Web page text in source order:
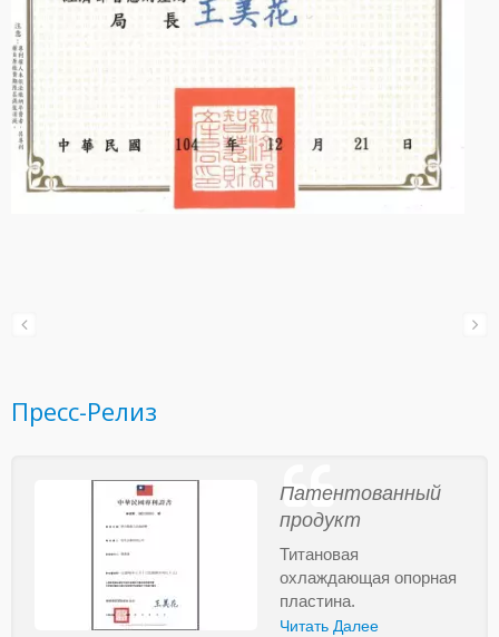
Пресс-Релиз
Патентованный
продукт
Титановая
охлаждающая опорная
пластина.
Читать Далее